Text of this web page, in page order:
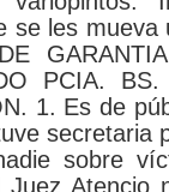
se les mueva
PCIA.
1. Es de
secretaria
sobre
Atencio